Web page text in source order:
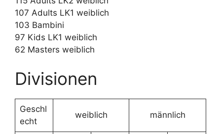
107 Adults LK1 weiblich
103 Bambini
97 Kids LK1 weiblich
62 Masters weiblich
Divisionen
Geschl
echt
weiblich männlich